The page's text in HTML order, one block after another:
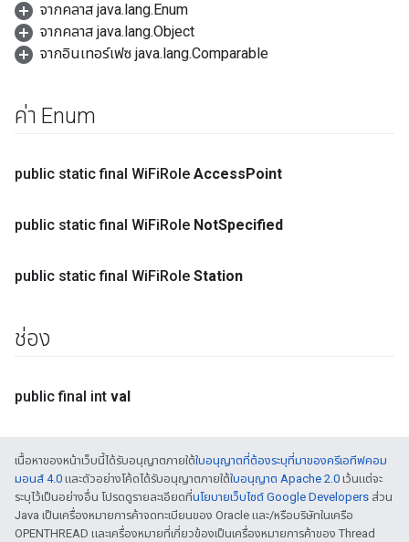
จากคลาส java.lang.Enum
จากคลาส java.lang.Object
จากอินเทอร์เฟซ java.lang.Comparable
ค่า Enum
public static final WiFiRole AccessPoint
public static final WiFiRole NotSpecified
public static final WiFiRole Station
ช่อง
public final int val
เนื้อหาของหน้าเว็บนี้ได้รับอนุญาตภายใต้ใบอนุญาตที่ต้องระบุที่มาของครีเอทีฟคอม
มอนส์ 4.0 และตัวอย่างโค้ดได้รับอนุญาตภายใต้ใบอนุญาต Apache 2.0 เว้นแต่จะ
ระบุไว้เป็นอย่างอื่น โปรดดูรายละเอียดที่นโยบายเว็บไซต์ Google Developers ส่วน
Java เป็นเครื่องหมายการค้าจดทะเบียนของ Oracle และ/หรือบริษัทในเครือ
OPENTHREAD และเครื่องหมายที่เกี่ยวข้องเป็นเครื่องหมายการค้าของ Thread